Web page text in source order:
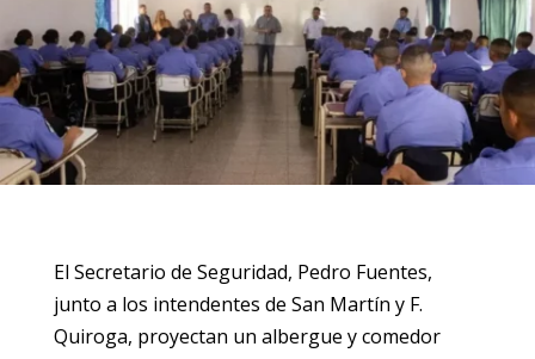
El Secretario de Seguridad, Pedro Fuentes,
junto a los intendentes de San Martín y F.
Quiroga, proyectan un albergue y comedor